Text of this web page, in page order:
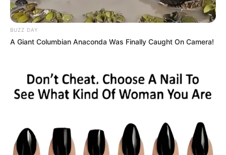
BUZZ DAY
A Giant Columbian Anaconda Was Finally Caught On Camera!